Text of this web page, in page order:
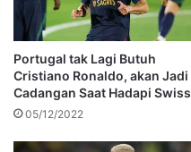
Portugal tak Lagi Butuh
Cristiano Ronaldo, akan Jadi
Cadangan Saat Hadapi Swiss
05/12/2022